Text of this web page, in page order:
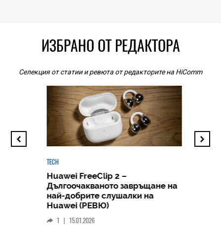
ИЗБРАНО ОТ РЕДАКТОРА
Селекция от статии и ревюта от редакторите на HiComm
TECH
Huawei FreeClip 2 –
Дългоочакваното завръщане на
най-добрите слушалки на
Huawei (РЕВЮ)
1 15.01.2026